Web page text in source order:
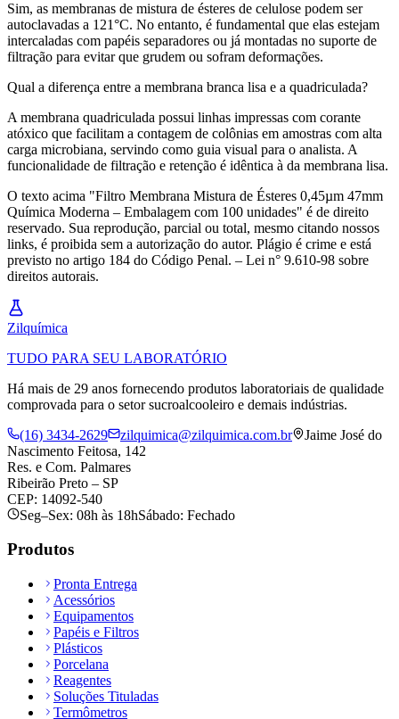
Sim, as membranas de mistura de ésteres de celulose podem ser
autoclavadas a 121°C. No entanto, é fundamental que elas estejam
intercaladas com papéis separadores ou já montadas no suporte de
filtração para evitar que grudem ou sofram deformações.
Qual a diferença entre a membrana branca lisa e a quadriculada?
A membrana quadriculada possui linhas impressas com corante
atóxico que facilitam a contagem de colônias em amostras com alta
carga microbiana, servindo como guia visual para o analista. A
funcionalidade de filtração e retenção é idêntica à da membrana lisa.
O texto acima "Filtro Membrana Mistura de Ésteres 0,45µm 47mm
Química Moderna – Embalagem com 100 unidades" é de direito
reservado. Sua reprodução, parcial ou total, mesmo citando nossos
links, é proibida sem a autorização do autor. Plágio é crime e está
previsto no artigo 184 do Código Penal. – Lei n° 9.610-98 sobre
direitos autorais.
Zilquímica
TUDO PARA SEU LABORATÓRIO
Há mais de 29 anos fornecendo produtos laboratoriais de qualidade
comprovada para o setor sucroalcooleiro e demais indústrias.
(16) 3434-2629
zilquimica@zilquimica.com.br
Jaime José do
Nascimento Feitosa, 142
Res. e Com. Palmares
Ribeirão Preto – SP
CEP: 14092-540
Seg–Sex: 08h às 18hSábado: Fechado
Produtos
Pronta Entrega
Acessórios
Equipamentos
Papéis e Filtros
Plásticos
Porcelana
Reagentes
Soluções Tituladas
Termômetros